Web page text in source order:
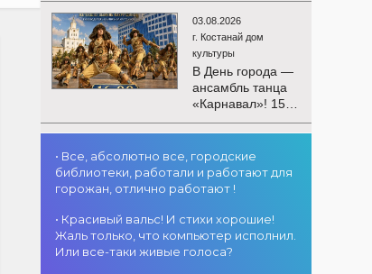
конкурса
вокалистов! Вас
ждут яркие
выступления
лучших
исполнителей,
незабываемые
эмоции и особая
праздничная
атмосфера!
творчества
«Алтын дән»! 15
августа на
площади
областного
акимата
состоится
фестиваль
участием детских
творческих
коллективов
бала»! Вас ждут
яркие
выступления
03.08.2026
г. Костанай дом
культуры
В День города —
ансамбль танца
«Карнавал»! 15
августа на
площади
областного
акимата
состоится
программа
ансамбля танца
«Карнавал»!
г. Костанай дом
культуры
В День города —
«MOVE &
DANCE»! 14
августа на
• Все, абсолютно все, городские
библиотеки, работали и работают для
горожан, отлично работают !
• Красивый вальс! И стихи хорошие!
Жаль только, что компьютер исполнил.
Или все-таки живые голоса?